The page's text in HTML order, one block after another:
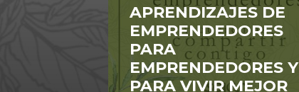
APRENDIZAJES DE
EMPRENDEDORES
PARA
EMPRENDEDORES Y
PARA VIVIR MEJOR